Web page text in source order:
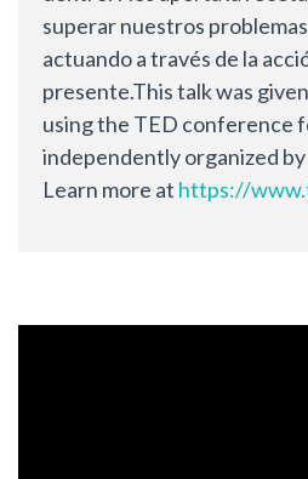
superar nuestros
actuando a través de la
presente.This talk was
using the TED conference
independently organized by
Learn more at https://